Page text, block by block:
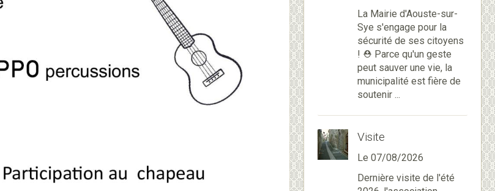
La Mairie d'Aouste-sur-
Sye s'engage pour la
sécurité de ses citoyens
! ⛑️ Parce qu'un geste
peut sauver une vie, la
municipalité est fière de
soutenir ...
Visite
Le 07/08/2026
Dernière visite de l'été